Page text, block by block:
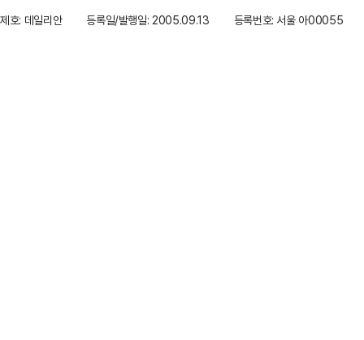
제호: 데일리안
등록일/발행일: 2005.09.13 등록번호: 서울 아00055